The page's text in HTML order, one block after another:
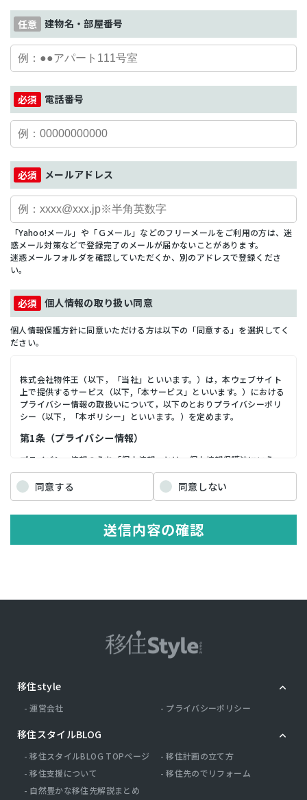
建物名・部屋番号
電話番号
メールアドレス
「Yahoo!メール」や「Ｇメール」などのフリーメールをご利用の方は、迷
惑メール対策などで登録完了のメールが届かないことがあります。
迷惑メールフォルダを確認していただくか、別のアドレスで登録くださ
い。
個人情報の取り扱い同意
個人情報保護方針に同意いただける方は以下の「同意する」を選択してく
ださい。
株式会社物件王（以下，「当社」といいます。）は，本ウェブサイト
上で提供するサービス（以下,「本サービス」といいます。）における
プライバシー情報の取扱いについて，以下のとおりプライバシーポリ
シー（以下，「本ポリシー」といいます。）を定めます。
第1条（プライバシー情報）
プライバシー情報のうち「個人情報」とは，個人情報保護法にいう
「個人情報」を指すものとし，生存する個人に関する情報であって，
当該情報に含まれる氏名，生年月日，住所，電話番号，連絡先その他
の記述等により特定の個人を識別できる情報を指します。 プライバシ
情報」以外のものをいい，ご利用いただいたサービスやご購入いただ
いた商品，ご覧になったページや広告の履歴，ユーザーが検索された
検索キーワード，ご利用日時，ご利用の方法，ご利用環境，郵便番号
第２条（プライバシー情報の収集方法）
番号，メールアドレス，銀行口座番号，クレジットカード番号，運転
免許証番号などの個人情報をお尋ねすることがあります。また，ユー
ザーと提携先などとの間でなされたユーザーの個人情報を含む取引記
配信先などを含みます。以下，｢提携先｣といいます。）などから収集
することがあります。 当社は，ユーザーについて，利用したサービス
やソフトウエア，購入した商品，閲覧したページや広告の履歴，検索
じてご利用の場合の当該端末の通信状態，利用に際しての各種設定情
報なども含みます），IPアドレス，クッキー情報，位置情報，端末の
個体識別情報などの履歴情報および特性情報を，ユーザーが当社や提
携先のサービスを利用しまたはページを閲覧する際に収集します。
第３条（個人情報を収集・利用する目的）
同意する 同意しない
送信内容の確認
移住style
運営会社 プライバシーポリシー
移住スタイルBLOG
移住スタイルBLOG TOPページ
移住計画の立て方
移住支援について
移住先のでリフォーム
自然豊かな移住先解説まとめ